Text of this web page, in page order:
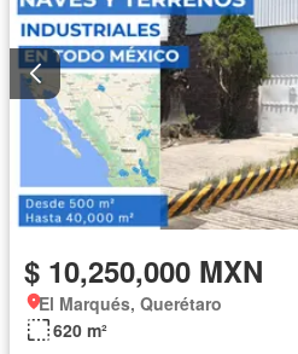
$ 10,250,000 MXN
El Marqués, Querétaro
620 m²